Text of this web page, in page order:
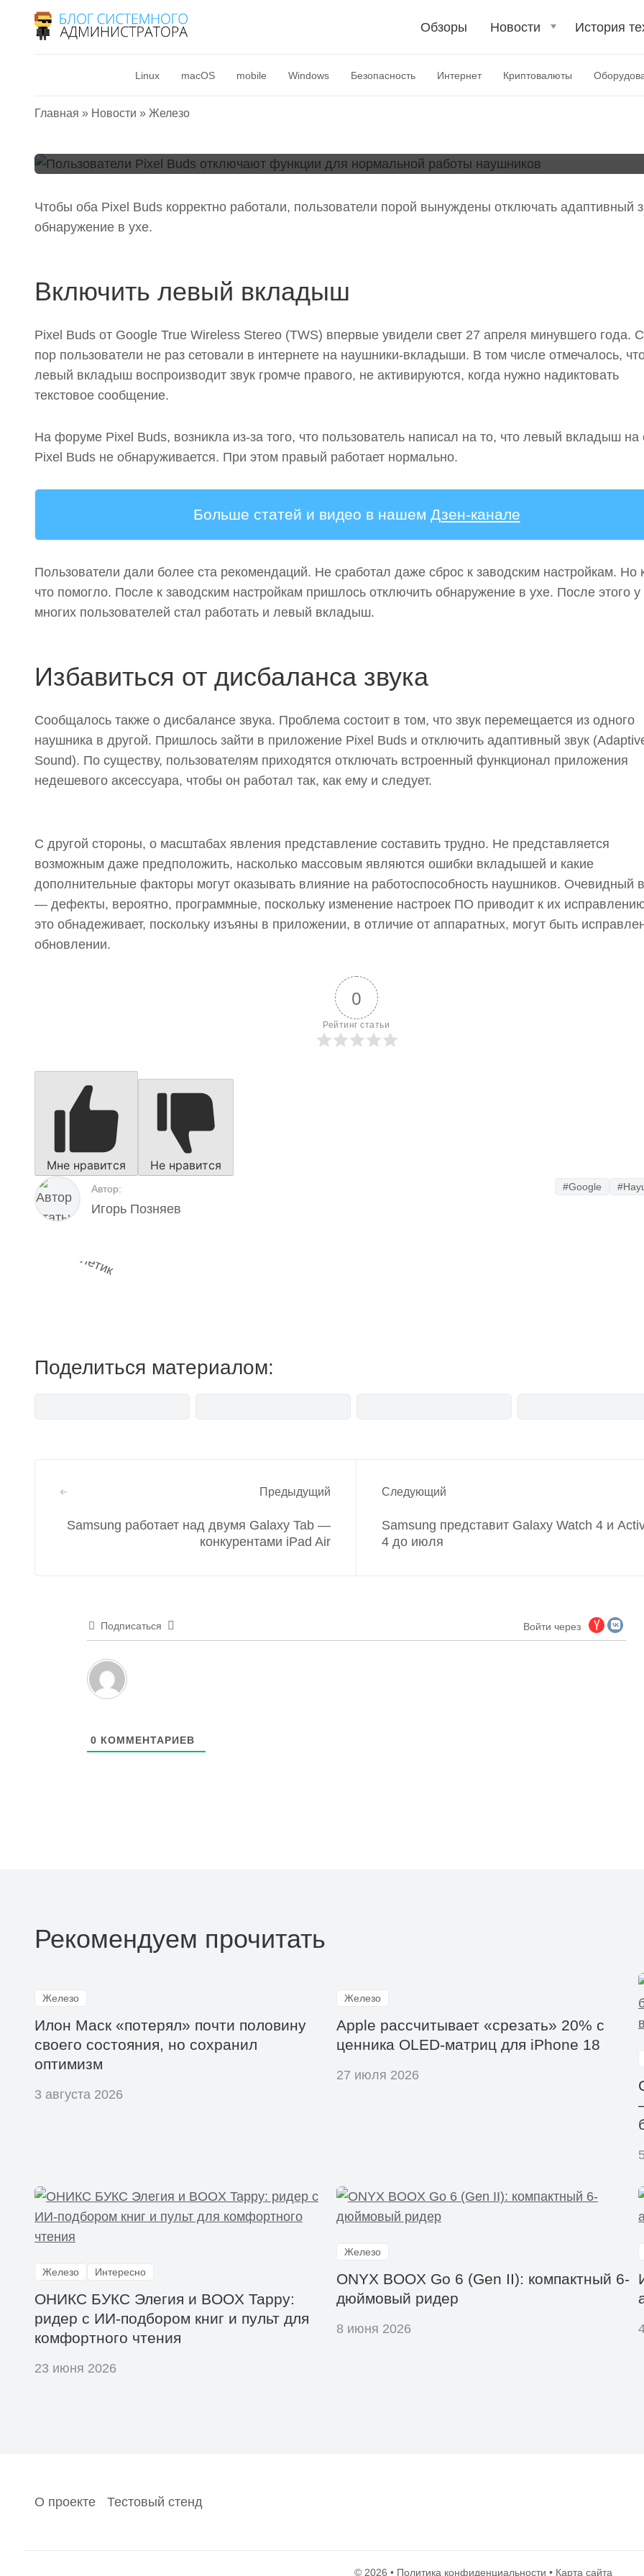
Обзоры Новости История
Linux macOS mobile Windows Безопасность Интернет Криптовалюты
Главная » Новости » Железо
Пользователи Pixel Buds отключают
наушников
Чтобы оба Pixel Buds корректно работали, пользователи порой вынуждены отключать адаптивный
обнаружение в ухе.
Включить левый вкладыш
Pixel Buds от Google True Wireless Stereo (TWS) впервые увидели свет 27 апреля минувшего года.
пор пользователи не раз сетовали в интернете на наушники-вкладыши. В том числе отмечалось,
левый вкладыш воспроизводит звук громче правого, не активируются, когда нужно надиктовать
текстовое сообщение.
На форуме Pixel Buds, возникла из-за того, что пользователь написал на то, что левый вкладыш на
Pixel Buds не обнаруживается. При этом правый работает нормально.
Больше статей и видео в нашем Дзен-канале
Пользователи дали более ста рекомендаций. Не сработал даже сброс к заводским настройкам. Но
что помогло. После к заводским настройкам пришлось отключить обнаружение в ухе. После этого у
многих пользователей стал работать и левый вкладыш.
Избавиться от дисбаланса звука
Сообщалось также о дисбалансе звука. Проблема состоит в том, что звук перемещается из одного
наушника в другой. Пришлось зайти в приложение Pixel Buds и отключить адаптивный звук
Sound). По существу, пользователям приходятся отключать встроенный функционал приложения
недешевого аксессуара, чтобы он работал так, как ему и следует.
С другой стороны, о масштабах явления представление составить трудно. Не представляется
возможным даже предположить, насколько массовым являются ошибки вкладышей и какие
дополнительные факторы могут оказывать влияние на работоспособность наушников. Очевидный
— дефекты, вероятно, программные, поскольку изменение настроек ПО приводит к их
это обнадеживает, поскольку изъяны в приложении, в отличие от аппаратных, могут быть
обновлении.
0
Рейтинг статьи
Мне нравится Не нравится
Автор:
Игорь Позняев
#Google
Поделиться материалом:
записям
Предыдущий
Samsung работает над двумя Galaxy Tab —
конкурентами iPad Air
Следующий
Samsung представит Galaxy Watch 4 и
4 до июля
Подписаться Войти через
0 КОММЕНТАРИЕВ
Рекомендуем прочитать
Железо
Илон Маск «потерял» почти половину
своего состояния, но сохранил
оптимизм
3 августа 2026
Железо
Apple рассчитывает «срезать» 20% с
ценника OLED-матриц для iPhone 18
27 июля 2026
Железо Интересно
ОНИКС БУКС Элегия и BOOX Tappy:
ридер с ИИ-подбором книг и пульт для
комфортного чтения
23 июня 2026
Железо
ONYX BOOX Go 6 (Gen II): компактный 6-
дюймовый ридер
8 июня 2026
О проекте Тестовый стенд
© 2026 • Политика конфиденциальности • Карта сайта